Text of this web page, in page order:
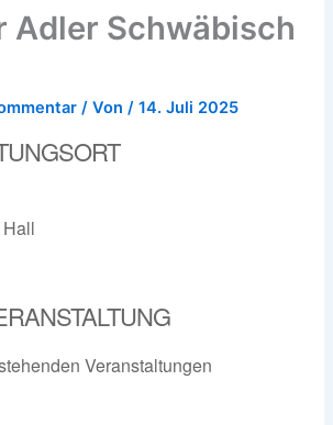
Adler Schwäbisch
/ Von/14. Juli 2025
Veranstaltungen